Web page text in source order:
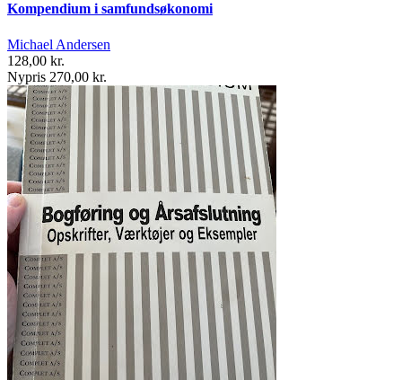
Kompendium i samfundsøkonomi
Michael Andersen
128,00 kr.
Nypris 270,00 kr.